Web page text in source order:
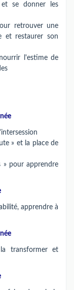
et se donner les
retrouver une
et restaurer son
l'estime de
» et la place de
» pour apprendre
apprendre à
transformer et